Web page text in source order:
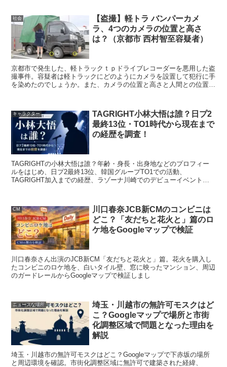
社会
【盗撮】軽トラ バンパーカメ
ラ、4つのカメラの位置と高さ
は？（京都市 西村智至容疑者）
京都市で発生した、軽トラックｔｐドライブレコーダーを悪用した盗
撮事件。容疑者は軽トラックにどのようにカメラを設置して犯行に手
を染めたのでしょうか。また、カメラの位置と高さと人間との位置の
キャラクター
TAGRIGHT小林大悟は誰？日プ2
最終13位・TO1時代から現在まで
の経歴を調査！
TAGRIGHTの小林大悟は誰？年齢・身長・出身地などのプロフィー
ルをはじめ、日プ2最終13位、韓国グループTO1での活動、
TAGRIGHT加入までの経歴、ラゾーナ川崎でのデビューイベント情
CM
川口春奈JCB新CMのコンビニは
どこ？「友だちと花火と」篇のロ
ケ地をGoogleマップで検証
川口春奈さん出演のJCB新CM「友だちと花火と」篇。花火を購入し
たコンビニのロケ地を、白いタイル壁、窓に映ったマンション、周辺
のガードレールからGoogleマップで検証しまし
ニュースな場所
埼玉・川越市の無許可モスクはど
こ？Googleマップで場所と市街
化調整区域で問題となった理由を
解説
埼玉・川越市の無許可モスクはどこ？Googleマップで下赤坂の場所
と周辺環境を確認。市街化調整区域に無許可で建築された経緯、